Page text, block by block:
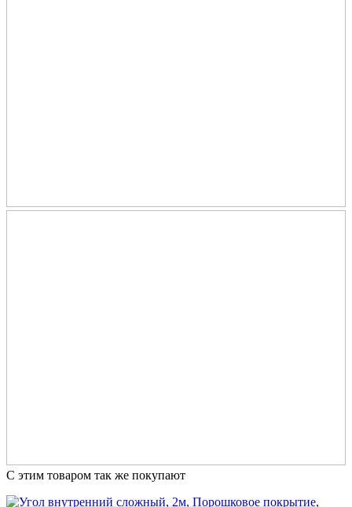
С этим товаром так же покупают